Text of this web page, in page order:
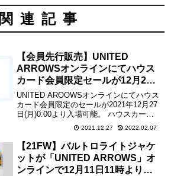
関連記事
【会員先行販売】UNITED
ARROWSオンラインにてハウス
カード会員限定セールが12月27
日開始
UNITED AROOWSオンラインにてハウス
カード会員限定のセールが2021年12月27
日(月)0:00より入場可能。 ハウスカード
会員は一般販売に先駆け購入が可能とな
っているので、完売してしまう前にお早
めの購入がおすすめです。セール会場...
2021.12.27 2022.02.07
【21FW】バルトロライトジャケ
ットが「UNITED ARROWS」オ
ンラインで12月11日11時より販